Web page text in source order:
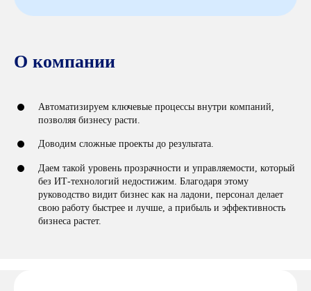
О компании
Автоматизируем ключевые процессы внутри компаний,
позволяя бизнесу расти.
Доводим сложные проекты до результата.
Даем такой уровень прозрачности и управляемости, который
без ИТ-технологий недостижим. Благодаря этому
руководство видит бизнес как на ладони, персонал делает
свою работу быстрее и лучше, а прибыль и эффективность
бизнеса растет.